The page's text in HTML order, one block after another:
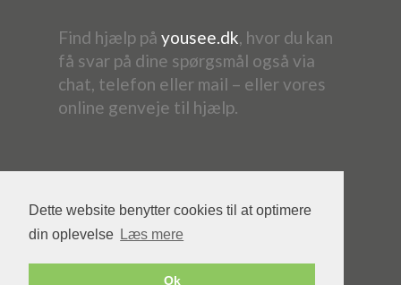
Dette website benytter cookies til at optimere
din oplevelse Læs mere
Ok
Find hjælp på yousee.dk, hvor du kan
få svar på dine spørgsmål også via
chat, telefon eller mail – eller vores
online genveje til hjælp.
Powered by YouSee Foreningsweb